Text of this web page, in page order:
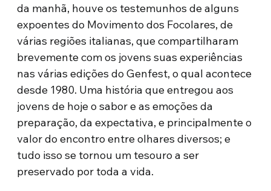
da manhã, houve os testemunhos de alguns
expoentes do Movimento dos Focolares, de
várias regiões italianas, que compartilharam
brevemente com os jovens suas experiências
nas várias edições do Genfest, o qual acontece
desde 1980. Uma história que entregou aos
jovens de hoje o sabor e as emoções da
preparação, da expectativa, e principalmente o
valor do encontro entre olhares diversos; e
tudo isso se tornou um tesouro a ser
preservado por toda a vida.